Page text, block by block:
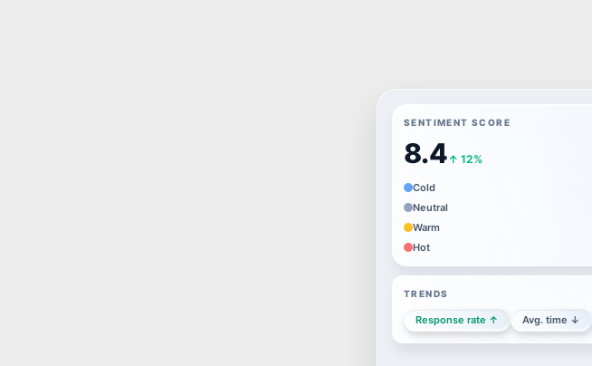
SENTIMENT SCORE
8.4 ↑ 12%
Cold
Neutral
Warm
Hot
TRENDS
Response rate ↑ Avg. time ↓